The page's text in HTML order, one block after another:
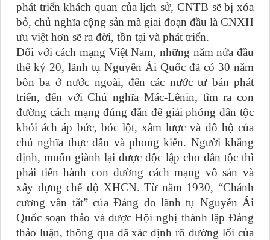
phát triển khách quan của lịch sử, CNTB sẽ bị xóa
bỏ, chủ nghĩa cộng sản mà giai đoạn đầu là CNXH
ưu việt hơn sẽ ra đời, tồn tại và phát triển.
Đối với cách mạng Việt Nam, những năm nửa đầu
thế kỷ 20, lãnh tụ Nguyễn Ái Quốc đã có 30 năm
bôn ba ở nước ngoài, đến các nước tư bản phát
triển, đến với Chủ nghĩa Mác-Lênin, tìm ra con
đường cách mạng đúng đắn để giải phóng dân tộc
khỏi ách áp bức, bóc lột, xâm lược và đô hộ của
chủ nghĩa thực dân và phong kiến. Người khẳng
định, muốn giành lại được độc lập cho dân tộc thì
phải tiến hành con đường cách mạng vô sản và
xây dựng chế độ XHCN. Từ năm 1930, “Chánh
cương vắn tắt” của Ðảng do lãnh tụ Nguyễn Ái
Quốc soạn thảo và được Hội nghị thành lập Ðảng
thảo luận, thông qua đã xác định rõ đường lối của